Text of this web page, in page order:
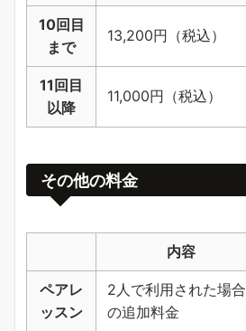
10回目
まで
13,200円（税込）
11回目
以降
11,000円（税込）
その他の料金
内容
ペアレ
ッスン
2人で利用された場合
の追加料金